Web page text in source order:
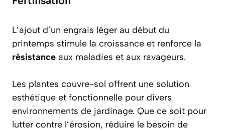
L’ajout d’un engrais léger au début du
printemps stimule la croissance et renforce la
résistance aux maladies et aux ravageurs.
Les plantes couvre-sol offrent une solution
esthétique et fonctionnelle pour divers
environnements de jardinage. Que ce soit pour
lutter contre l’érosion, réduire le besoin de